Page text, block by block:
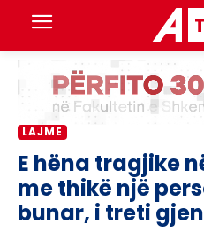
LAJME
E hëna tragjike
me thikë një
bunar, i treti